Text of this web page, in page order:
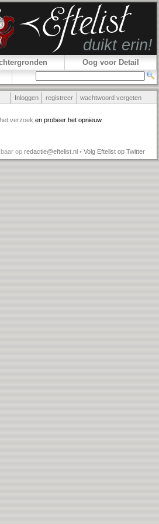
Oog voor Detail
Inloggen registreer wachtwoord vergeten
het verzoek en probeer het opnieuw.
op redactie@eftelist.nl • Volg Eftelist op Twitter